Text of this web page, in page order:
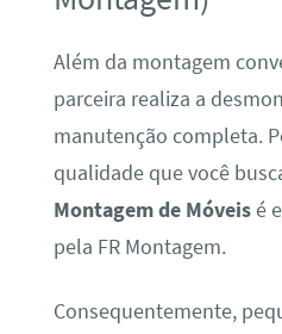
Além da montagem
parceira realiza a
manutenção completa.
qualidade que você
Montagem de Móveisé
pela FR Montagem.
Consequentemente,